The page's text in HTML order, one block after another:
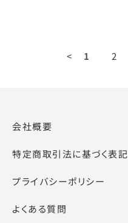
< 1 2
会社概要
特定商取引法に基づく表記
プライバシーポリシー
よくある質問